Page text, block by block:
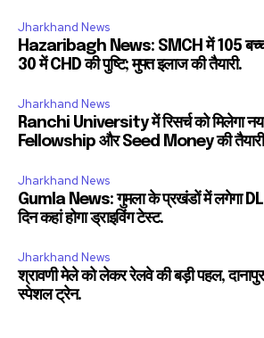
Jharkhand News
Hazaribagh News: SMCH में 105
30 में CHD की पुष्टि; मुफ्त इलाज की तैयारी.
Jharkhand News
Ranchi University में रिसर्च को मिलेगा
Fellowship और Seed Money की
Jharkhand News
Gumla News: गुमला के प्रखंडों में लगेगा
दिन कहां होगा ड्राइविंग टेस्ट.
Jharkhand News
श्रावणी मेले को लेकर रेलवे की बड़ी पहल,
स्पेशल ट्रेन.